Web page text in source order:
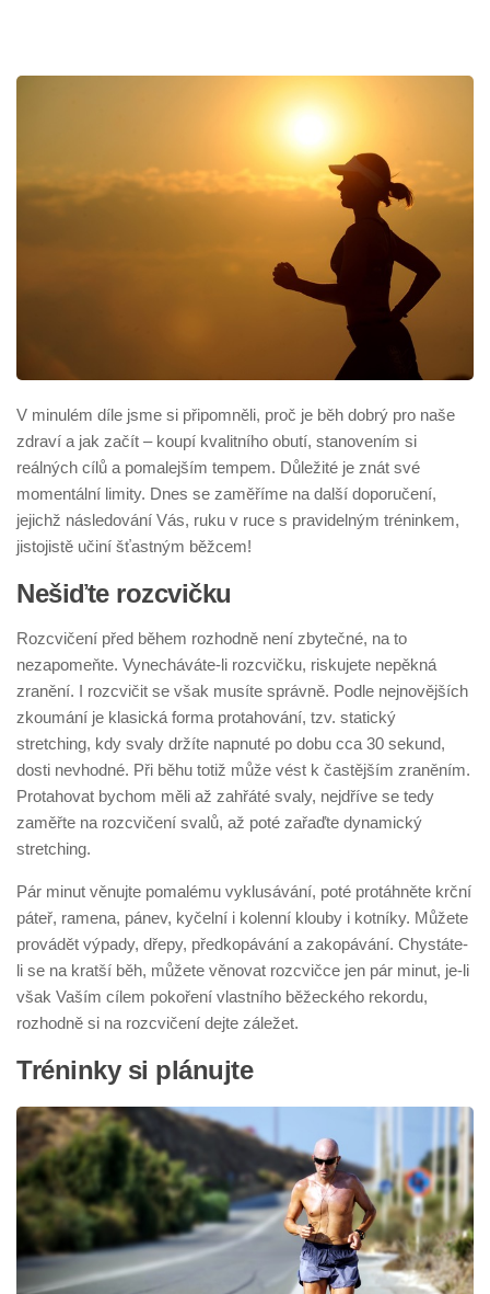
V minulém díle jsme si připomněli, proč je běh dobrý pro naše
zdraví a jak začít – koupí kvalitního obutí, stanovením si
reálných cílů a pomalejším tempem. Důležité je znát své
momentální limity. Dnes se zaměříme na další doporučení,
jejichž následování Vás, ruku v ruce s pravidelným tréninkem,
jistojistě učiní šťastným běžcem!
Nešiďte rozcvičku
Rozcvičení před během rozhodně není zbytečné, na to
nezapomeňte. Vynecháváte-li rozcvičku, riskujete nepěkná
zranění. I rozcvičit se však musíte správně. Podle nejnovějších
zkoumání je klasická forma protahování, tzv. statický
stretching, kdy svaly držíte napnuté po dobu cca 30 sekund,
dosti nevhodné. Při běhu totiž může vést k častějším zraněním.
Protahovat bychom měli až zahřáté svaly, nejdříve se tedy
zaměřte na rozcvičení svalů, až poté zařaďte dynamický
stretching.
Pár minut věnujte pomalému vyklusávání, poté protáhněte krční
páteř, ramena, pánev, kyčelní i kolenní klouby i kotníky. Můžete
provádět výpady, dřepy, předkopávání a zakopávání. Chystáte-
li se na kratší běh, můžete věnovat rozcvičce jen pár minut, je-li
však Vaším cílem pokoření vlastního běžeckého rekordu,
rozhodně si na rozcvičení dejte záležet.
Tréninky si plánujte